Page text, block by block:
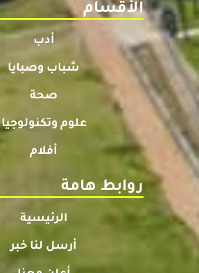
الأقسام
أدب
شباب وصبايا
صحة
علوم وتكنولوجيا
أفلام
روابط هامة
الرئيسية
أرسل لنا خبر